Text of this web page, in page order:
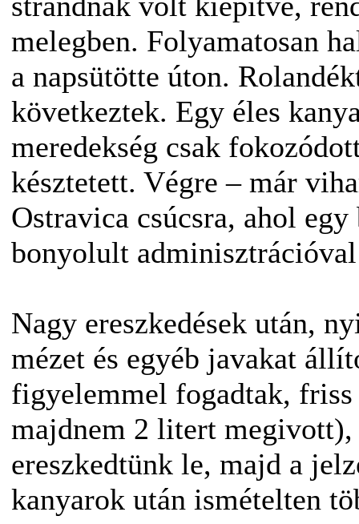
melegben. Folyamatosan
a napsütötte úton.
következtek. Egy éles
meredekség csak
késztetett. Végre – már
Ostravica csúcsra, ahol
bonyolult
Nagy ereszkedések után,
mézet és egyéb javakat
figyelemmel fogadtak,
majdnem 2 litert
ereszkedtünk le, majd a
kanyarok után ismételten